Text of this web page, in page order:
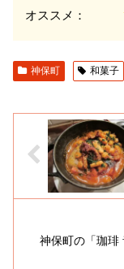
オススメ：
神保町 和菓子
神保町の「珈琲